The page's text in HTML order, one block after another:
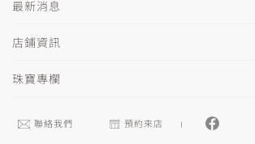
最新消息
店鋪資訊
珠寶專欄
聯絡我們 預約來店